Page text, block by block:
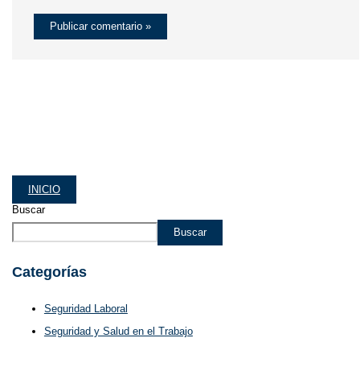
INICIO
Buscar
Buscar
Categorías
Seguridad Laboral
Seguridad y Salud en el Trabajo